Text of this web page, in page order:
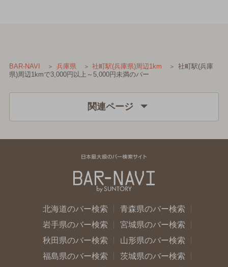
BAR-NAVI 兵庫県 社町駅(兵庫県)周辺1km
社町駅(兵庫
県)周辺1kmで3,000円以上～5,000円未満のバー
関連ページ
北海道のバー検索
青森県のバー検索
岩手県のバー検索
宮城県のバー検索
秋田県のバー検索
山形県のバー検索
福島県のバー検索
茨城県のバー検索